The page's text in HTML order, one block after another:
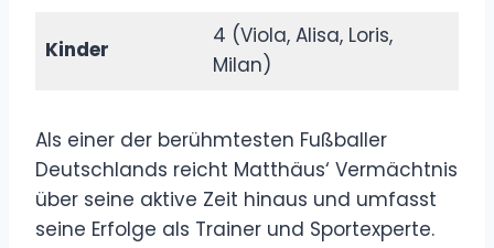
Kinder
4 (Viola, Alisa, Loris,
Milan)
Als einer der berühmtesten Fußballer
Deutschlands reicht Matthäus‘ Vermächtnis
über seine aktive Zeit hinaus und umfasst
seine Erfolge als Trainer und Sportexperte.